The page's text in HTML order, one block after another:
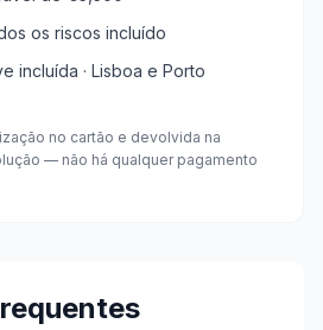
os riscos incluído
incluída · Lisboa e Porto
no cartão e devolvida na
— não há qualquer pagamento